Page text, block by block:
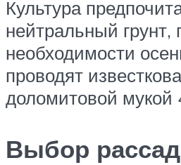
Культура
нейтральный грунт,
необходимости
проводят
доломитовой мукой
Выбор